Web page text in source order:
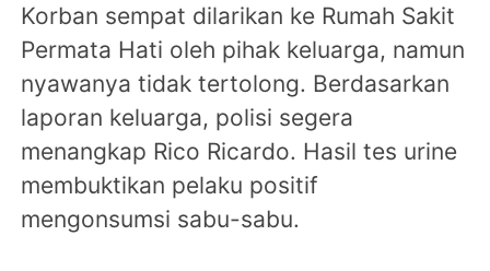
Korban sempat dilarikan ke Rumah Sakit
Permata Hati oleh pihak keluarga, namun
nyawanya tidak tertolong. Berdasarkan
laporan keluarga, polisi segera
menangkap Rico Ricardo. Hasil tes urine
membuktikan pelaku positif
mengonsumsi sabu-sabu.